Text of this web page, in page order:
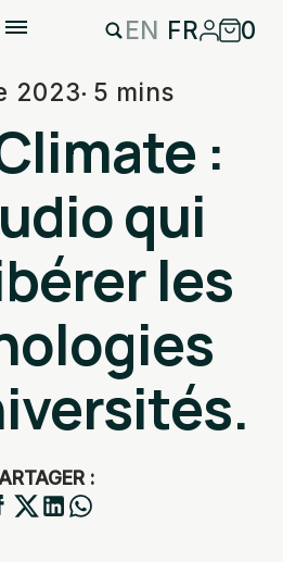
EN FR 0
2023 5 mins
:
qui
les
: